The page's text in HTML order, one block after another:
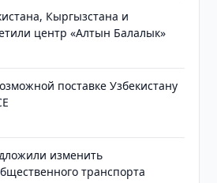
Кыргызстана и
центр «Алтын Балалык»
поставке Узбекистану
изменить
транспорта